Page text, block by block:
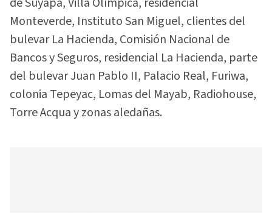
Monteverde, Instituto San Miguel, clientes del
bulevar La Hacienda, Comisión Nacional de
Bancos y Seguros, residencial La Hacienda, parte
del bulevar Juan Pablo II, Palacio Real, Furiwa,
colonia Tepeyac, Lomas del Mayab, Radiohouse,
Torre Acqua y zonas aledañas.